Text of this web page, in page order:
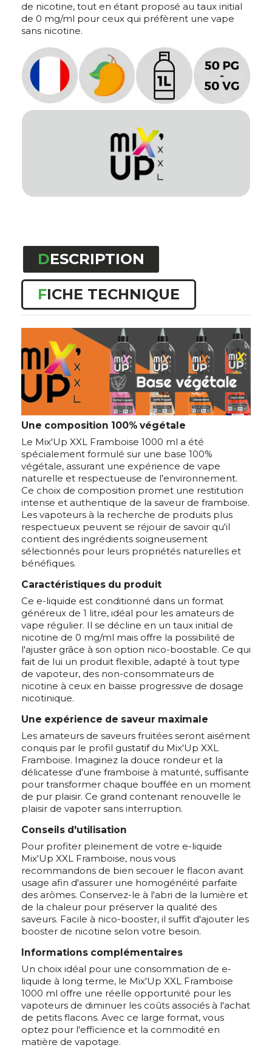
de nicotine, tout en étant proposé au taux initial
de 0 mg/ml pour ceux qui préfèrent une vape
sans nicotine.
DESCRIPTION
FICHE TECHNIQUE
Une composition 100% végétale
Le Mix'Up XXL Framboise 1000 ml a été
spécialement formulé sur une base 100%
végétale, assurant une expérience de vape
naturelle et respectueuse de l'environnement.
Ce choix de composition promet une restitution
intense et authentique de la saveur de framboise.
Les vapoteurs à la recherche de produits plus
respectueux peuvent se réjouir de savoir qu'il
contient des ingrédients soigneusement
sélectionnés pour leurs propriétés naturelles et
bénéfiques.
Caractéristiques du produit
Ce e-liquide est conditionné dans un format
généreux de 1 litre, idéal pour les amateurs de
vape régulier. Il se décline en un taux initial de
nicotine de 0 mg/ml mais offre la possibilité de
l'ajuster grâce à son option nico-boostable. Ce qui
fait de lui un produit flexible, adapté à tout type
de vapoteur, des non-consommateurs de
nicotine à ceux en baisse progressive de dosage
nicotinique.
Une expérience de saveur maximale
Les amateurs de saveurs fruitées seront aisément
conquis par le profil gustatif du Mix'Up XXL
Framboise. Imaginez la douce rondeur et la
délicatesse d'une framboise à maturité, suffisante
pour transformer chaque bouffée en un moment
de pur plaisir. Ce grand contenant renouvelle le
plaisir de vapoter sans interruption.
Conseils d'utilisation
Pour profiter pleinement de votre e-liquide
Mix'Up XXL Framboise, nous vous
recommandons de bien secouer le flacon avant
usage afin d'assurer une homogénéité parfaite
des arômes. Conservez-le à l'abri de la lumière et
de la chaleur pour préserver la qualité des
saveurs. Facile à nico-booster, il suffit d'ajouter les
booster de nicotine selon votre besoin.
Informations complémentaires
Un choix idéal pour une consommation de e-
liquide à long terme, le Mix'Up XXL Framboise
1000 ml offre une réelle opportunité pour les
vapoteurs de diminuer les coûts associés à l'achat
de petits flacons. Avec ce large format, vous
optez pour l'efficience et la commodité en
matière de vapotage.